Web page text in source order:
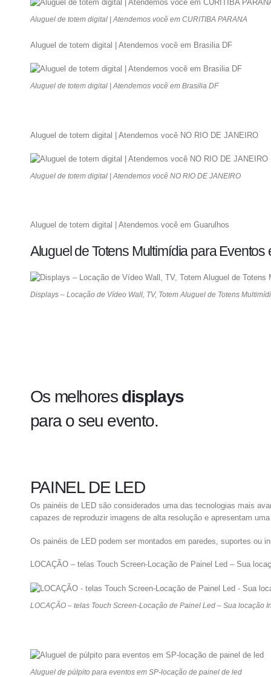
Aluguel de totem digital | Atendemos você em CURITIBA PARANA
Aluguel de totem digital | Atendemos você em Brasilia DF
Aluguel de totem digital | Atendemos você em Brasilia DF
Aluguel de totem digital | Atendemos você NO RIO DE JANEIRO
Aluguel de totem digital | Atendemos você NO RIO DE JANEIRO
Aluguel de totem digital | Atendemos você em Guarulhos
Aluguel de Totens Multimídia para Eventos
Displays – Locação de Vídeo Wall, TV, Totem Aluguel de Totens
Os melhores displays
para o seu evento.
PAINEL DE LED
Os painéis de LED são considerados uma das tecnologias mais
capazes de reproduzir imagens de alta resolução e apresentam
Os painéis de LED podem ser montados em paredes, suportes ou
LOCAÇÃO – telas Touch Screen-Locação de Painel Led – Sua
LOCAÇÃO – telas Touch Screen-Locação de Painel Led – Sua locação
Aluguel de púlpito para eventos em SP-locação de painel de led